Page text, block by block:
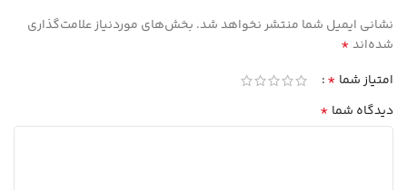
نشانی ایمیل شما منتشر نخواهد شد. بخش‌های موردنیاز علامت‌گذاری
شده‌اند*
امتیاز شما *
دیدگاه شما *